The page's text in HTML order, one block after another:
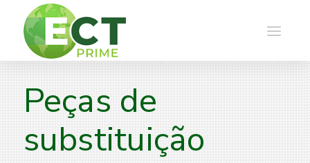
Peças de
substituição